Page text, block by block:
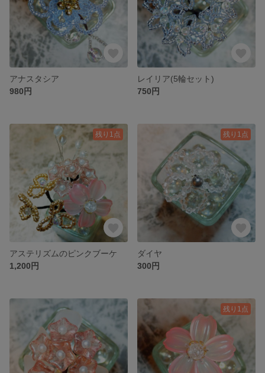
アナスタシア
980円
レイリア(5輪セット)
750円
残り1点
アステリズムのピンクブーケ
1,200円
残り1点
ダイヤ
300円
残り1点